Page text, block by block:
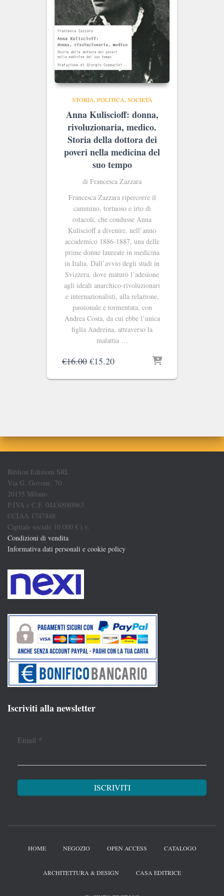
STORIA, POLITICA, SOCIETÀ
Anna Kuliscioff: donna,
rivoluzionaria, medico.
Storia della dottora dei
poveri nella medicina del
suo tempo
di Francesca Zazzara
Francesca Zazzara ripercorre il
cammino, tortuoso e irto di
ostacoli, che condusse Anna
Kuliscioff a divenire, nell’anno
accademico 1886-1887, una delle
prime donne laureate in medicina
in Italia. Dall’avvio degli studi in
Svizzera, dove maturò l’adesione
agli ideali anarchico-rivoluzionari
e internazionalisti, alla relazione,
passionale e tormentata, con
Andrea Costa, da cui ebbe l’unica
figlia Andreina, attraverso la
malattia …
€16.00 Il
originale
€15.20Il
attuale
Biblion Edizioni SRL
Via G. Govone, 70
20155 Milano
P.IVA e C.F. 04430980963
CCIAA 1747448
Capitale sociale 10.000 € i.v.
Condizioni di vendita
Informativa dati personali e cookie policy
Iscriviti alla newsletter
Email *
HOME NEGOZIO OPEN ACCESS CATALOGO
ARCHITETTURA & DESIGN CASA EDITRICE